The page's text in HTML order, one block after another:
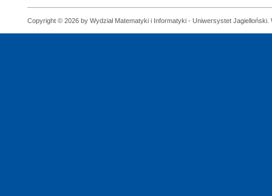
Copyright © 2026 by Wydział Matematyki i Informatyki - Uniwersystet